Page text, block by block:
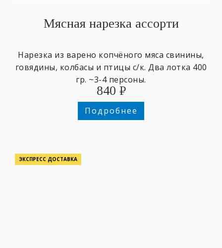
Мясная нарезка ассорти
Нарезка из варено копчёного мяса свинины,
говядины, колбасы и птицы с/к. Два лотка 400
гр. ~3-4 персоны.
840 ₽
Подробнее
ЭКСПРЕСС ДОСТАВКА